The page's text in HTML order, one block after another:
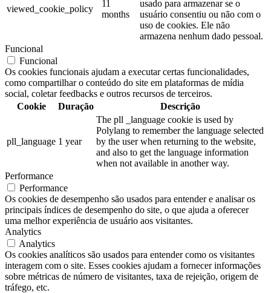
viewed_cookie_policy
11
months
usado para armazenar se o
usuário consentiu ou não com o
uso de cookies. Ele não
armazena nenhum dado pessoal.
Funcional
Funcional
Os cookies funcionais ajudam a executar certas funcionalidades,
como compartilhar o conteúdo do site em plataformas de mídia
social, coletar feedbacks e outros recursos de terceiros.
Cookie
Duração Descrição
pll_language 1 year
The pll _language cookie is used by
Polylang to remember the language selected
by the user when returning to the website,
and also to get the language information
when not available in another way.
Performance
Performance
Os cookies de desempenho são usados para entender e analisar os
principais índices de desempenho do site, o que ajuda a oferecer
uma melhor experiência de usuário aos visitantes.
Analytics
Analytics
Os cookies analíticos são usados para entender como os visitantes
interagem com o site. Esses cookies ajudam a fornecer informações
sobre métricas de número de visitantes, taxa de rejeição, origem de
tráfego, etc.